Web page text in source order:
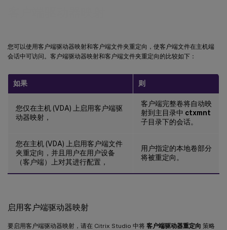
您可以使用客户端驱动器映射和客户端文件夹重定向，使客户端文件在主机端
会话中可访问。客户端驱动器映射和客户端文件夹重定向的比较如下：
如果 则
您仅在主机 (VDA) 上启用客户端驱
动器映射，
客户端完整卷将自动映
射到主目录中 ctxmnt
子目录下的会话。
您在主机 (VDA) 上启用客户端文件
夹重定向，并且用户在用户设备
（客户端）上对其进行配置，
用户指定的本地卷部分
将被重定向。
启用客户端驱动器映射
要启用客户端驱动器映射，请在 Citrix Studio 中将 客户端驱动器重定向 策略